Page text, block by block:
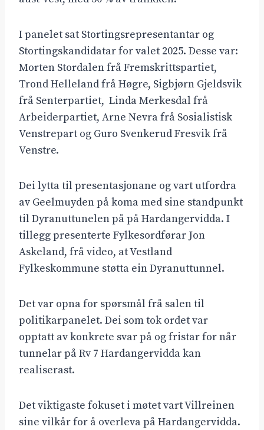
I panelet sat Stortingsrepresentantar og
Stortingskandidatar for valet 2025. Desse var:
Morten Stordalen frå Fremskrittspartiet,
Trond Helleland frå Høgre, Sigbjørn Gjeldsvik
frå Senterpartiet, Linda Merkesdal frå
Arbeiderpartiet, Arne Nevra frå Sosialistisk
Venstrepart og Guro Svenkerud Fresvik frå
Venstre.
Dei lytta til presentasjonane og vart utfordra
av Geelmuyden på koma med sine standpunkt
til Dyranuttunelen på på Hardangervidda. I
tillegg presenterte Fylkesordførar Jon
Askeland, frå video, at Vestland
Fylkeskommune støtta ein Dyranuttunnel.
Det var opna for spørsmål frå salen til
politikarpanelet. Dei som tok ordet var
opptatt av konkrete svar på og fristar for når
tunnelar på Rv 7 Hardangervidda kan
realiserast.
Det viktigaste fokuset i møtet vart Villreinen
sine vilkår for å overleva på Hardangervidda.